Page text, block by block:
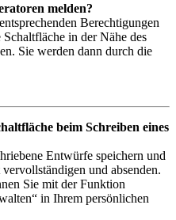
melden?
Berechtigungen
Schaltfläche in der Nähe des
Sie werden dann durch die
beim Schreiben eines
Entwürfe speichern und
und absenden.
Sie mit der Funktion
in Ihrem persönlichen